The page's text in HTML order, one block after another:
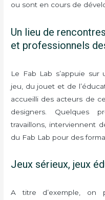
ou sont en cours de
Un lieu de
et professionnels
Le Fab Lab s’appuie
jeu, du jouet et de
accueilli des acteurs de
designers. Quelques
travaillons, interviennent
du Fab Lab pour des
Jeux sérieux, jeux
A titre d’exemple,